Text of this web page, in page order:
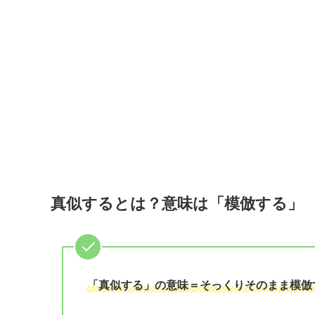
真似するとは？意味は「模倣する」
「真似する」の意味＝そっくりそのまま模倣